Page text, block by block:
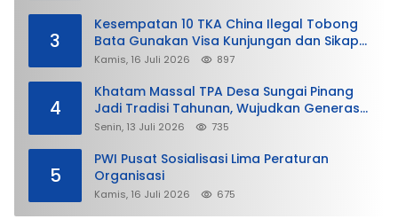
3
Kesempatan 10 TKA China Ilegal Tobong
Bata Gunakan Visa Kunjungan dan Sikap
Lunak Ditjen Imigrasi Kepri?
Kamis, 16 Juli 2026 897
4
Khatam Massal TPA Desa Sungai Pinang
Jadi Tradisi Tahunan, Wujudkan Generasi
Qurani
Senin, 13 Juli 2026 735
5
PWI Pusat Sosialisasi Lima Peraturan
Organisasi
Kamis, 16 Juli 2026 675